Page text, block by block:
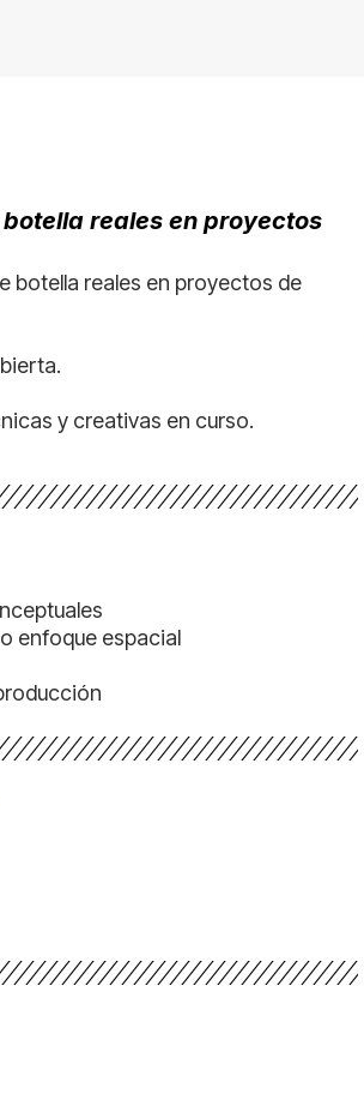
reales en proyectos
botella reales en proyectos de
y creativas en curso.
enfoque espacial